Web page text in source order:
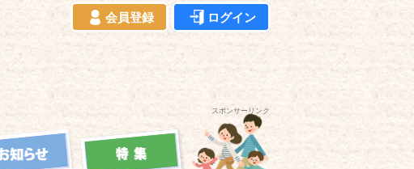
会員登録 ログイン
スポンサーリンク